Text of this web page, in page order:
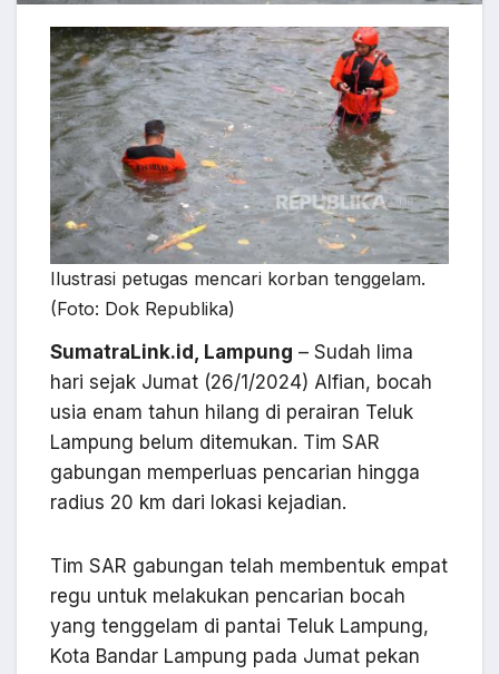
Ilustrasi petugas mencari korban tenggelam.
(Foto: Dok Republika)
SumatraLink.id, Lampung – Sudah lima
hari sejak Jumat (26/1/2024) Alfian, bocah
usia enam tahun hilang di perairan Teluk
Lampung belum ditemukan. Tim SAR
gabungan memperluas pencarian hingga
radius 20 km dari lokasi kejadian.
Tim SAR gabungan telah membentuk empat
regu untuk melakukan pencarian bocah
yang tenggelam di pantai Teluk Lampung,
Kota Bandar Lampung pada Jumat pekan